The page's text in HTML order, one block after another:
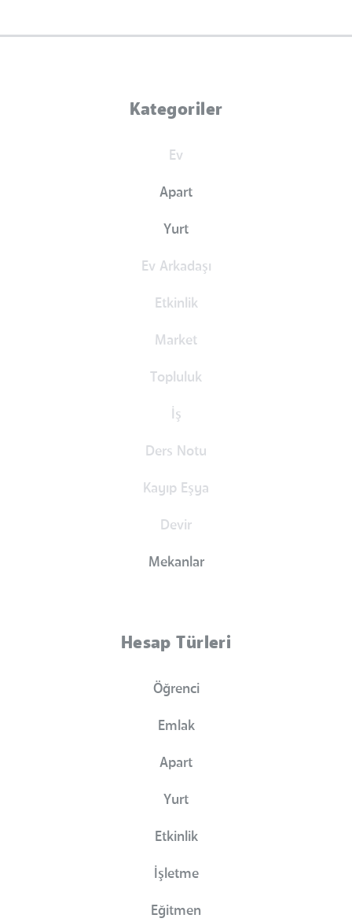
Kategoriler
Ev
Apart
Yurt
Ev Arkadaşı
Etkinlik
Market
Topluluk
İş
Ders Notu
Kayıp Eşya
Devir
Mekanlar
Hesap Türleri
Öğrenci
Emlak
Apart
Yurt
Etkinlik
İşletme
Eğitmen